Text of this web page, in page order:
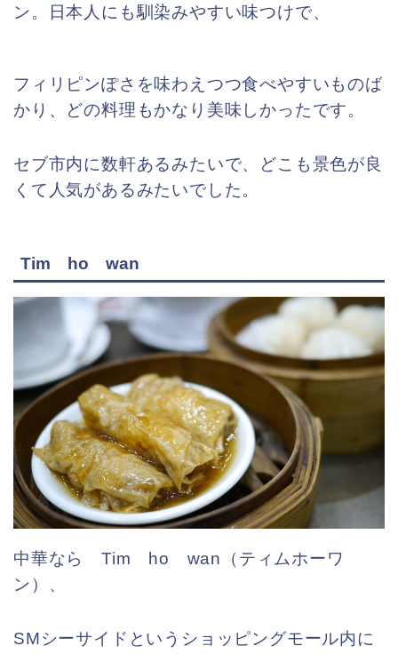
ン。日本人にも馴染みやすい味つけで、
フィリピンぽさを味わえつつ食べやすいものば
かり、どの料理もかなり美味しかったです。
セブ市内に数軒あるみたいで、どこも景色が良
くて人気があるみたいでした。
Tim ho wan
中華なら Tim ho wan（ティムホーワ
ン）、
SMシーサイドというショッピングモール内に